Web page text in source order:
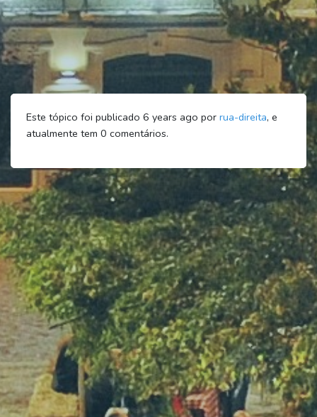
Este tópico foi publicado 6 years ago por rua-direita, e
atualmente tem 0 comentários.